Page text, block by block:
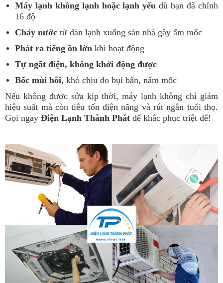
Máy lạnh không lạnh hoặc lạnh yếu dù bạn đã chỉnh
16 độ
Chảy nước từ dàn lạnh xuống sàn nhà gây ẩm mốc
Phát ra tiếng ồn lớn khi hoạt động
Tự ngắt điện, không khởi động được
Bốc mùi hôi, khó chịu do bụi bẩn, nấm mốc
Nếu không được sửa kịp thời, máy lạnh không chỉ giảm
hiệu suất mà còn tiêu tốn điện năng và rút ngắn tuổi thọ.
Gọi ngay Điện Lạnh Thành Phát để khắc phục triệt để!